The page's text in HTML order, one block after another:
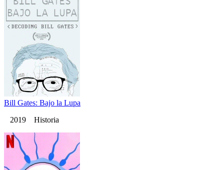
Bill Gates: Bajo la Lupa
2019 Historia